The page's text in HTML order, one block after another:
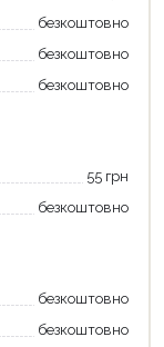
безкоштовно
безкоштовно
безкоштовно
55 грн
безкоштовно
безкоштовно
безкоштовно